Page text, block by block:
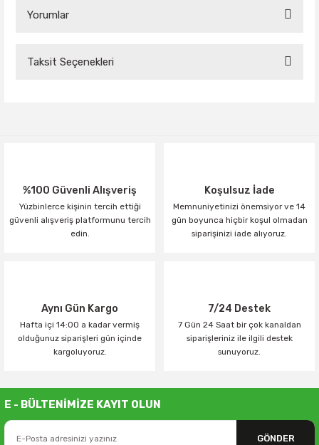
Yorumlar
Taksit Seçenekleri
%100 Güvenli Alışveriş
Yüzbinlerce kişinin tercih ettiği
güvenli alışveriş platformunu tercih
edin.
Koşulsuz İade
Memnuniyetinizi önemsiyor ve 14
gün boyunca hiçbir koşul olmadan
siparişinizi iade alıyoruz.
Aynı Gün Kargo
Hafta içi 14:00 a kadar vermiş
olduğunuz siparişleri gün içinde
kargoluyoruz.
7/24 Destek
7 Gün 24 Saat bir çok kanaldan
siparişleriniz ile ilgili destek
sunuyoruz.
E - BÜLTENİMİZE KAYIT OLUN
GÖNDER